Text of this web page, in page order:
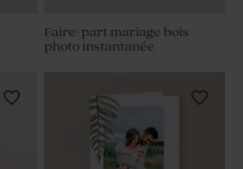
Faire-part mariage bois
photo instantanée